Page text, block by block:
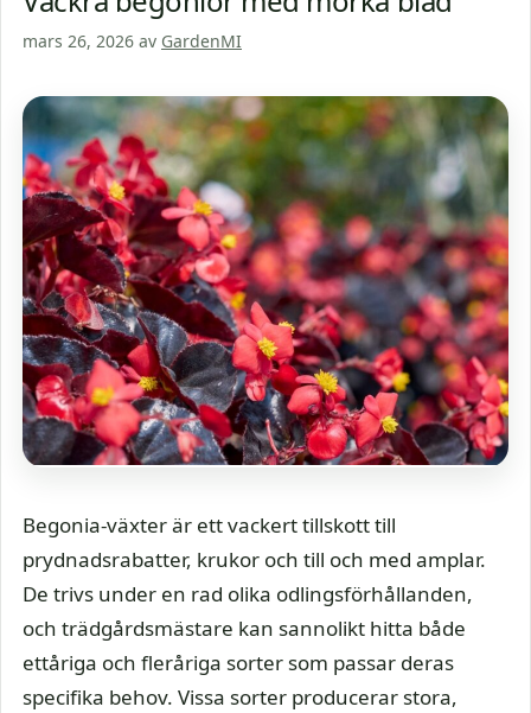
mars 26, 2026 av GardenMI
Begonia-växter är ett vackert tillskott till
prydnadsrabatter, krukor och till och med amplar.
De trivs under en rad olika odlingsförhållanden,
och trädgårdsmästare kan sannolikt hitta både
ettåriga och fleråriga sorter som passar deras
specifika behov. Vissa sorter producerar stora,